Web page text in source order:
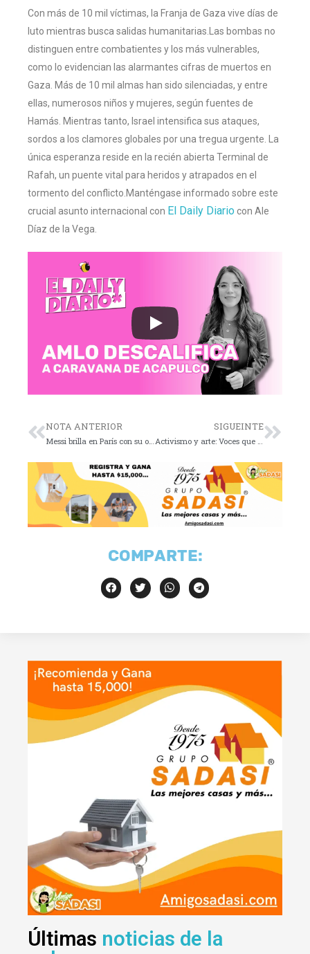
Con más de 10 mil víctimas, la Franja de Gaza vive días de
luto mientras busca salidas humanitarias.Las bombas no
distinguen entre combatientes y los más vulnerables,
como lo evidencian las alarmantes cifras de muertos en
Gaza. Más de 10 mil almas han sido silenciadas, y entre
ellas, numerosos niños y mujeres, según fuentes de
Hamás. Mientras tanto, Israel intensifica sus ataques,
sordos a los clamores globales por una tregua urgente. La
única esperanza reside en la recién abierta Terminal de
Rafah, un puente vital para heridos y atrapados en el
tormento del conflicto.Manténgase informado sobre este
crucial asunto internacional con El Daily Diario con Ale
Díaz de la Vega.
NOTA ANTERIOR SIGUEINTE
COMPARTE:
Últimas noticias de la